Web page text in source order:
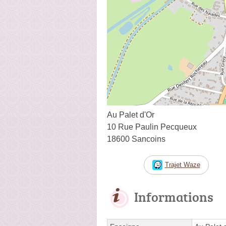
Au Palet d'Or
10 Rue Paulin Pecqueux
18600 Sancoins
Trajet Waze
Informations